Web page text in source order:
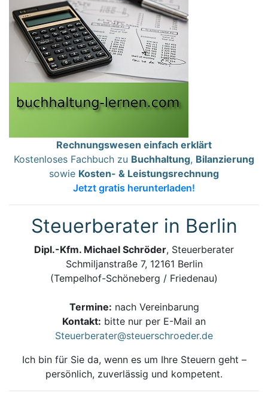
Rechnungswesen einfach erklärt
Kostenloses Fachbuch zu Buchhaltung, Bilanzierung
sowie Kosten- & Leistungsrechnung
Jetzt gratis herunterladen!
Steuerberater in Berlin
Dipl.-Kfm. Michael Schröder, Steuerberater
Schmiljanstraße 7, 12161 Berlin
(Tempelhof-Schöneberg / Friedenau)
Termine: nach Vereinbarung
Kontakt: bitte nur per E-Mail an
Steuerberater@steuerschroeder.de
Ich bin für Sie da, wenn es um Ihre Steuern geht –
persönlich, zuverlässig und kompetent.